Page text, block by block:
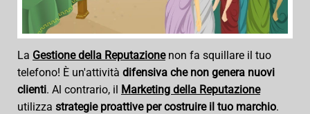
La Gestione della Reputazionenon fa squillare il tuo
telefono! È un'attività difensiva che non genera nuovi
clienti. Al contrario, il Marketing della Reputazione
utilizza strategie proattive per costruire il tuo marchio.